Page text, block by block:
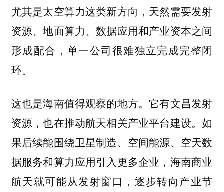
尤其是太空算力这类新方向，天然需要发射
资源、地面算力、数据应用和产业资本之间
形成配合，单一公司很难独立完成完整闭
环。
这也是海南值得观察的地方。它有文昌发射
资源，也在推动航天相关产业平台建设。如
果后续能围绕卫星制造、空间能源、空天数
据服务和算力应用引入更多企业，海南商业
航天就可能从发射窗口，逐步转向产业节